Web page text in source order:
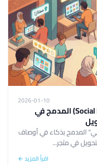
2026-01-10
تأثير "الدليل الاجتماعي" (Social Proof) المدمج في
المدمج بذكاء في أوصاف
في متجر...
اقرأ المزيد ←